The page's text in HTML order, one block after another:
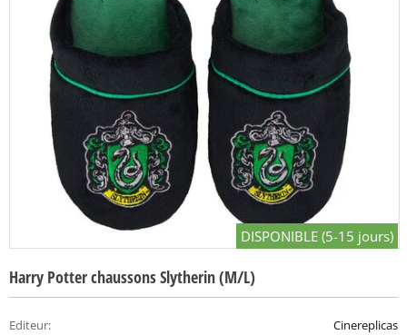
DISPONIBLE (5-15 jours)
Harry Potter chaussons Slytherin (M/L)
Editeur: Cinereplicas